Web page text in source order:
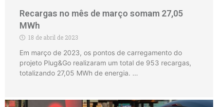
Recargas no mês de março somam 27,05
MWh
18 de abril de 2023
Em março de 2023, os pontos de carregamento do
projeto Plug&Go realizaram um total de 953 recargas,
totalizando 27,05 MWh de energia. …